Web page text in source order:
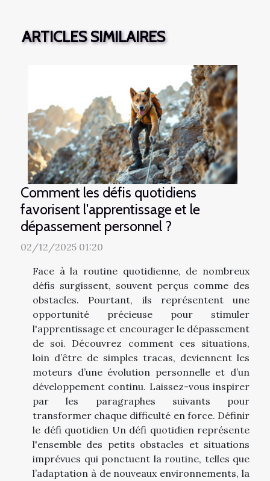
ARTICLES SIMILAIRES
Comment les défis quotidiens
favorisent l'apprentissage et le
dépassement personnel ?
02/12/2025 01:20
Face à la routine quotidienne, de nombreux
défis surgissent, souvent perçus comme des
obstacles. Pourtant, ils représentent une
opportunité précieuse pour stimuler
l'apprentissage et encourager le dépassement
de soi. Découvrez comment ces situations,
loin d’être de simples tracas, deviennent les
moteurs d’une évolution personnelle et d’un
développement continu. Laissez-vous inspirer
par les paragraphes suivants pour
transformer chaque difficulté en force. Définir
le défi quotidien Un défi quotidien représente
l'ensemble des petits obstacles et situations
imprévues qui ponctuent la routine, telles que
l’adaptation à de nouveaux environnements, la